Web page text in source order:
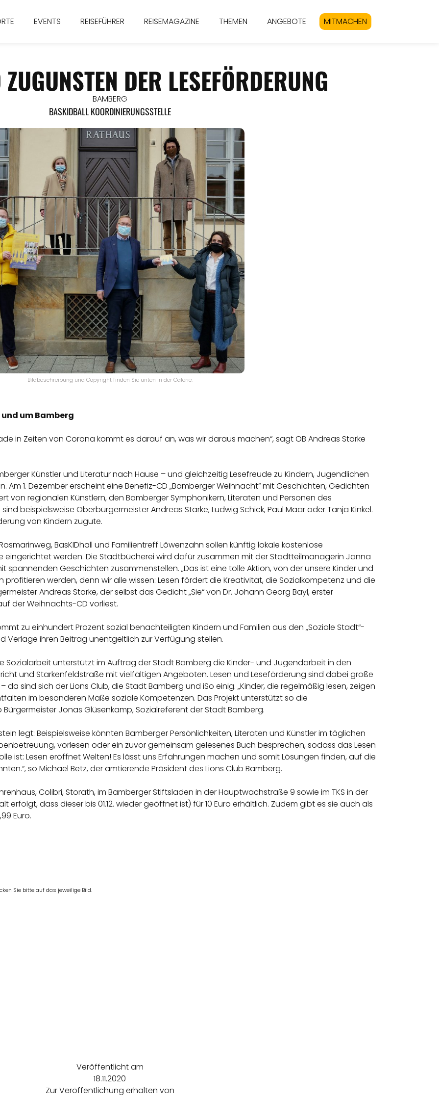
EVENTS REISEFÜHRER REISEMAGAZINE THEMEN ANGEBOTE MITMACHEN
DER LESEFÖRDERUNG
BAMBERG
BASKIDBALL KOORDINIERUNGSSTELLE
Bildbeschreibung und Copyright finden Sie unten in der Galerie.
um Bamberg
in Zeiten von Corona kommt es darauf an, was wir daraus machen“, sagt OB Andreas Starke
Künstler und Literatur nach Hause – und gleichzeitig Lesefreude zu Kindern, Jugendlichen
1. Dezember erscheint eine Benefiz-CD „Bamberger Weihnacht“ mit Geschichten, Gedichten
von regionalen Künstlern, den Bamberger Symphonikern, Literaten und Personen des
beispielsweise Oberbürgermeister Andreas Starke, Ludwig Schick, Paul Maar oder Tanja Kinkel.
von Kindern zugute.
BasKIDhall und Familientreff Löwenzahn sollen künftig lokale kostenlose
eingerichtet werden. Die Stadtbücherei wird dafür zusammen mit der Stadtteilmanagerin Janna
spannenden Geschichten zusammenstellen. „Das ist eine tolle Aktion, von der unsere Kinder und
werden, denn wir alle wissen: Lesen fördert die Kreativität, die Sozialkompetenz und die
Andreas Starke, der selbst das Gedicht „Sie“ von Dr. Johann Georg Bayl, erster
der Weihnachts-CD vorliest.
zu einhundert Prozent sozial benachteiligten Kindern und Familien aus den „Soziale Stadt“-
Verlage ihren Beitrag unentgeltlich zur Verfügung stellen.
Sozialarbeit unterstützt im Auftrag der Stadt Bamberg die Kinder- und Jugendarbeit in den
und Starkenfeldstraße mit vielfältigen Angeboten. Lesen und Leseförderung sind dabei große
sind sich der Lions Club, die Stadt Bamberg und iSo einig. „Kinder, die regelmäßig lesen, zeigen
im besonderen Maße soziale Kompetenzen. Das Projekt unterstützt so die
Jonas Glüsenkamp, Sozialreferent der Stadt Bamberg.
legt: Beispielsweise könnten Bamberger Persönlichkeiten, Literaten und Künstler im täglichen
vorlesen oder ein zuvor gemeinsam gelesenes Buch besprechen, sodass das Lesen
ist: Lesen eröffnet Welten! Es lässt uns Erfahrungen machen und somit Lösungen finden, auf die
so Michael Betz, der amtierende Präsident des Lions Club Bamberg.
Colibri, Storath, im Bamberger Stiftsladen in der Hauptwachstraße 9 sowie im TKS in der
dass dieser bis 01.12. wieder geöffnet ist) für 10 Euro erhältlich. Zudem gibt es sie auch als
Euro.
Sie bitte auf das jeweilige Bild.
Veröffentlicht am
18.11.2020
Zur Veröffentlichung erhalten von